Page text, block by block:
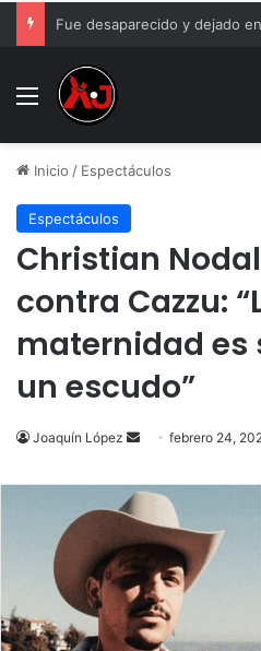
Menu
Inicio / Espectáculos
Espectáculos
Christian
contra Cazzu:
maternidad es
un escudo”
Joaquín López
Send
email
febrero 24,